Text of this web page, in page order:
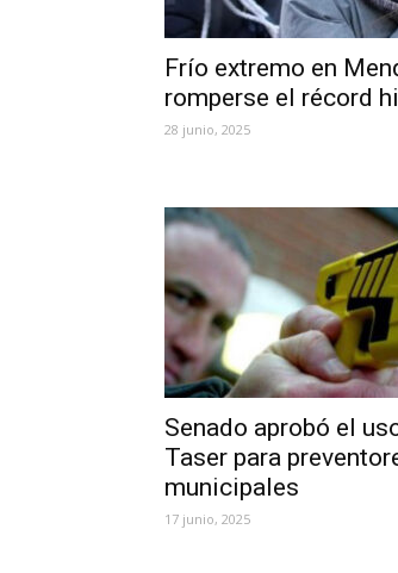
Frío extremo en
romperse el récord
28 junio, 2025
Senado aprobó el
Taser para
municipales
17 junio, 2025